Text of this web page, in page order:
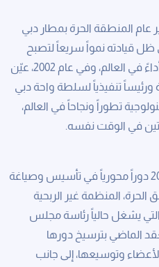
اﻟﻤﻨﻄﻘﺔ اﻟﺤﺮة ﺑﻤﻄﺎر دﺑﻲ
وﺣﻘﻘﺖ ﻓﻲ ﻇﻞ ﻗﻴﺎدﺗﻪ ﻧﻤﻮاً ﺳﺮﻳﻌﺎً ﻟﺘﺼﺒﺢ
واﺣﺪة ﻣﻦ أﻓﻀﻞ اﻟﻤﻨﺎﻃﻖ اﻟﺤﺮة أداءً ﻓﻲ اﻟﻌﺎﻟﻢ، وﻓﻲ ﻋﺎم 2002، ﻋﻴّﻦ
ﺗﻨﻔﻴﺬﻳﺎً ﻟﺴﻠﻄﺔ واﺣﺔ دﺑﻲ
ﺗﻄﻮراً وﻧﺠﺎﺣﺎً ﻓﻲ اﻟﻌﺎﻟﻢ،
ﻓﻲ اﻟﻮﻗﺖ ﻧﻔﺴﻪ.
ﻟﻌﺐ ﺳﻌﺎدة اﻟﺰرﻋﻮﻧﻲ ﻓﻲ ﻋﺎم 2014 دوراً ﻣﺤﻮرﻳﺎً ﻓﻲ ﺗﺄﺳﻴﺲ وﺻﻴﺎﻏﺔ
اﻟﻤﻨﻈﻤﺔ ﻏﻴﺮ اﻟﺮﺑﺤﻴﺔ
ﻳﺸﻐﻞ ﺣﺎﻟﻴﺎً رﺋﺎﺳﺔ ﻣﺠﻠﺲ
اﻟﻤﺎﺿﻲ ﺑﺘﺮﺳﻴﺦ دورﻫﺎ
وﺗﻮﺳﻴﻌﻬﺎ، إﱃ ﺟﺎﻧﺐ